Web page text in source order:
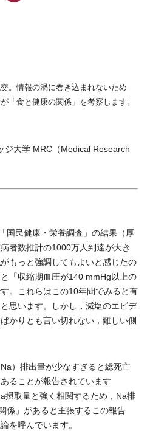
。情報の渦に巻き込まれないため
「食と健康の関係」を考察します。
ジ大学 MRC（Medical Research
国民健康・栄養調査」の結果（厚
者数推計の1000万人到達が大き
もっと強調してもよいと感じたの
「収縮期血圧が140 mmHg以上の
。これらはこの10年間でみると有
思います。しかし，減塩のエビデ
かりとも言い切れない，難しい側
）排出量が少なすぎると総死亡
ることが報告されています
摂取量と強く相関するため，Na排
係」があると主張するこの報告
を呼んでいます。